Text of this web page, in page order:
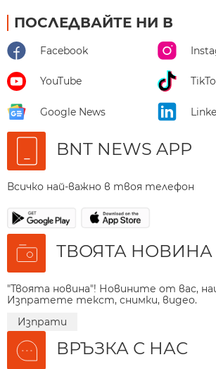
ПОСЛЕДВАЙТЕ НИ В
Facebook
YouTube
Google News
BNT NEWS APP
Всичко най-важно в твоя телефон
ТВОЯТА НОВИНА
"Твоята новина"! Новините от вас,
Изпратете текст, снимки, видео.
Изпрати
ВРЪЗКА С НАС